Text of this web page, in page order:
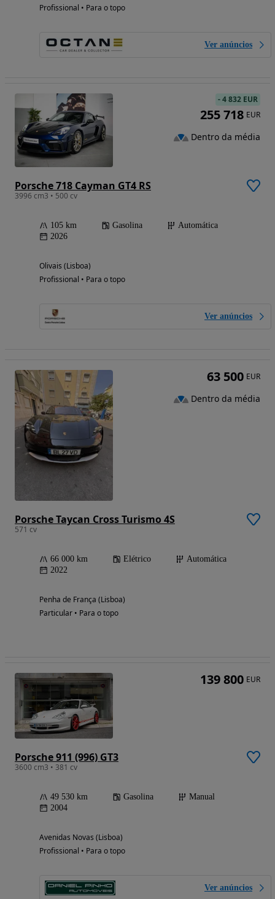
Profissional • Para o topo
Ver anúncios
Porsche 718 Cayman GT4 RS
3996 cm3 • 500 cv
105 km Gasolina
Automática
2026
Olivais (Lisboa)
Profissional • Para o topo
Ver anúncios
-4 832 EUR
255 718 EUR
Dentro da média
Porsche Taycan Cross Turismo 4S
571 cv
66 000 km Elétrico
Automática
2022
Penha de França (Lisboa)
Particular • Para o topo
63 500 EUR
Dentro da média
Porsche 911 (996) GT3
3600 cm3 • 381 cv
49 530 km Gasolina
Manual
2004
Avenidas Novas (Lisboa)
Profissional • Para o topo
Ver anúncios
139 800 EUR